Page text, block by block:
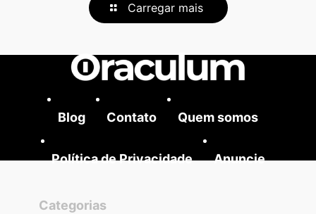
Carregar mais
Blog Contato Quem somos
Política de Privacidade Anuncie
Categorias